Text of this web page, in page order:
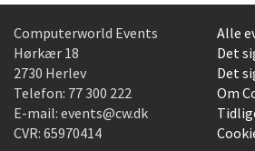
Computerworld Events
Hørkær 18
2730 Herlev
Telefon: 77 300 222
E-mail: events@cw.dk
CVR: 65970414
Alle
Det
Det
Om